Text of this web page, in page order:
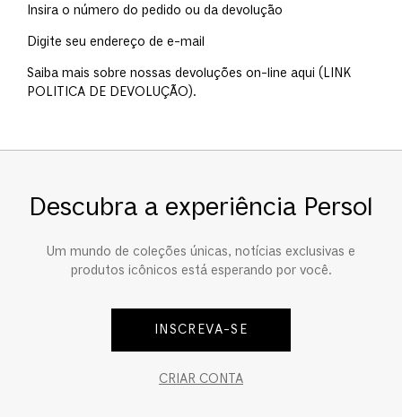
Insira o número do pedido ou da devolução
Digite seu endereço de e-mail
Saiba mais sobre nossas devoluções on-line aqui (LINK
POLITICA DE DEVOLUÇÃO).
Descubra a experiência Persol
Um mundo de coleções únicas, notícias exclusivas e
produtos icônicos está esperando por você.
INSCREVA-SE
CRIAR CONTA